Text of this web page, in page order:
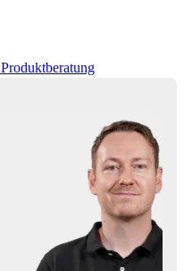
Produktberatung